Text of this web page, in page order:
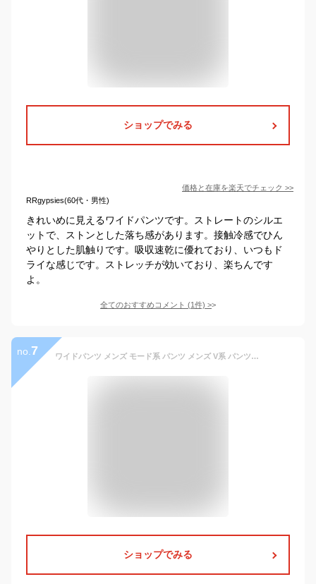
ショップでみる
価格と在庫を楽天でチェック >>
RRgypsies(60代・男性)
きれいめに見えるワイドパンツです。ストレートのシルエ
ットで、ストンとした落ち感があります。接触冷感でひん
やりとした肌触りです。吸収速乾に優れており、いつもド
ライな感じです。ストレッチが効いており、楽ちんです
よ。
全てのおすすめコメント (1件) >
no. 7 ワイドパンツ メンズ モード系 パンツ メンズ V系 パンツ メンズ 麻パンツ メンズ ルーズパンツ レディース 変形 パンツ ヴィジュアル系 ファッション 変形 スカート男子 春 夏 秋 新作 ボトムス サロン系 きれい目 お兄系 ホスト 衣装
ショップでみる